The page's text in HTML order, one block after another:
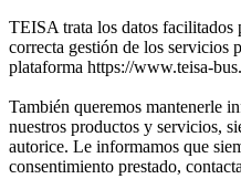
TEISA trata los datos facilitados
correcta gestión de los servicios
plataforma https://www.teisa-
También queremos mantenerle
nuestros productos y servicios,
autorice. Le informamos que
consentimiento prestado,